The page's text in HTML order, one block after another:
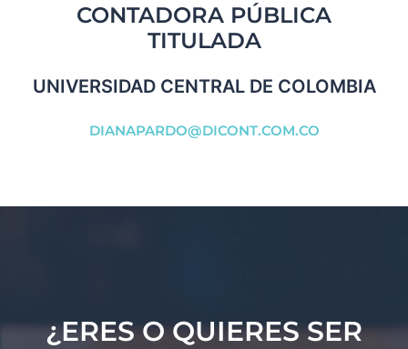
CONTADORA PÚBLICA
TITULADA
UNIVERSIDAD CENTRAL DE COLOMBIA
DIANAPARDO@DICONT.COM.CO
¿ERES O QUIERES SER